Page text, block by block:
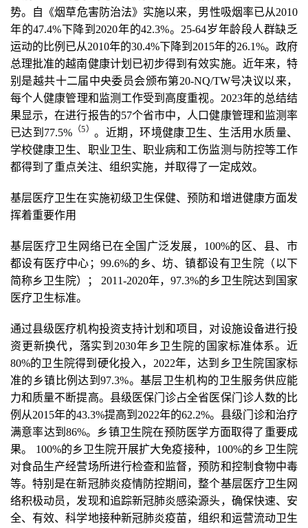
势。自《烟草危害防治法》实施以来，男性吸烟率已从2010
年的47.4%下降到2020年的42.3%。25-64岁年龄段人群缺乏
运动的比例已从2010年的30.4%下降到2015年的26.1%。政府
总理批准的越南健康计划已初步得到有效实施。近年来，特
别是越共十二届中央委员会颁布第20-NQ/TW号决议以来，
每个人健康管理和监测工作受到高度重视。2023年的总结结
果显示，在进行报告的57个省市中，人口健康管理和监测率
已达到77.5% （5） 。近期，环境健康卫生、生活用水质量、
学校健康卫生、职业卫生、职业病和工伤监测与防控等工作
都得到了重点关注、组织实施，并取得了一定成效。
基层医疗卫生在实施初级卫生保健、预防和增进健康方面发
挥着重要作用
基层医疗卫生网络已在全国广泛发展，100%的区、县、市
都设有医疗中心；99.6%的乡、坊、镇都设有卫生院（以下
简称乡卫生院）； 2011-2020年，97.3%的乡卫生院达到国家
医疗卫生标准。
通过县级医疗机构投资支持计划和项目，对设施设备进行投
资更新换代，落实到2030年乡卫生院的国家标准体系。近
80%的卫生院得到硬化投入，2022年，达到乡卫生院国家标
准的乡镇比例达到97.3%。基层卫生机构的卫生服务供应能
力和质量不断提高。县级医保门诊占全省医保门诊人数的比
例从2015年的43.3%提高到2022年的62.2%。县级门诊和治疗
满意率达到86%。乡镇卫生院在预防医学方面取得了重要成
果。 100%的乡卫生院开展扩大免疫接种，100%的乡卫生院
对食品生产经营场所进行检查和监督，预防和控制食物中毒
等。特别是在新冠肺炎疫情防控期间，整个基层医疗卫生网
络积极动员，发现和追踪新冠肺炎感染源头，确保快速、安
全、有效、科学地接种新冠肺炎疫苗，组织和运营流动卫生